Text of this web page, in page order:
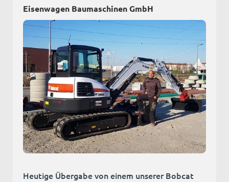
Eisenwagen Baumaschinen GmbH
Heutige Übergabe von einem unserer Bobcat